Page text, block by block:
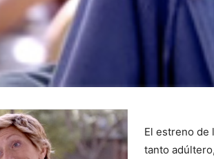
El estreno de
tanto